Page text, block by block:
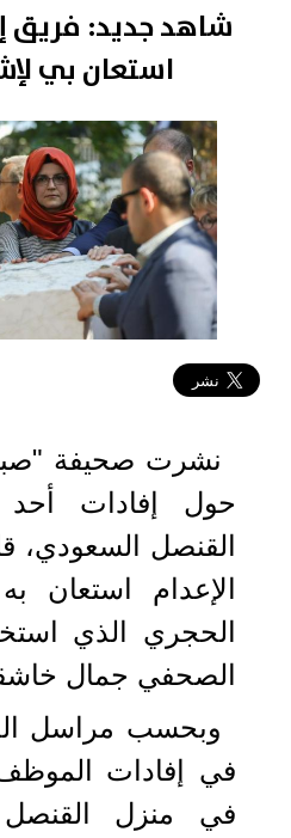
شاهد جديد:
استعان بي
نشرت صحيفة
حول إفادات
القنصل السعودي،
الإعدام استعان
الحجري الذي
الصحفي جمال
وبحسب مراسل
في إفادات
في منزل